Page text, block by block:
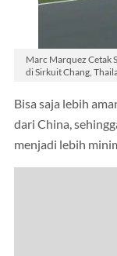
Marc Marquez Cetak
di Sirkuit Chang,
Bisa saja lebih
dari China,
menjadi lebih